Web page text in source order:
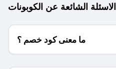
الاسئلة الشائعة عن الكوبونات
ما معنى كود خصم ؟